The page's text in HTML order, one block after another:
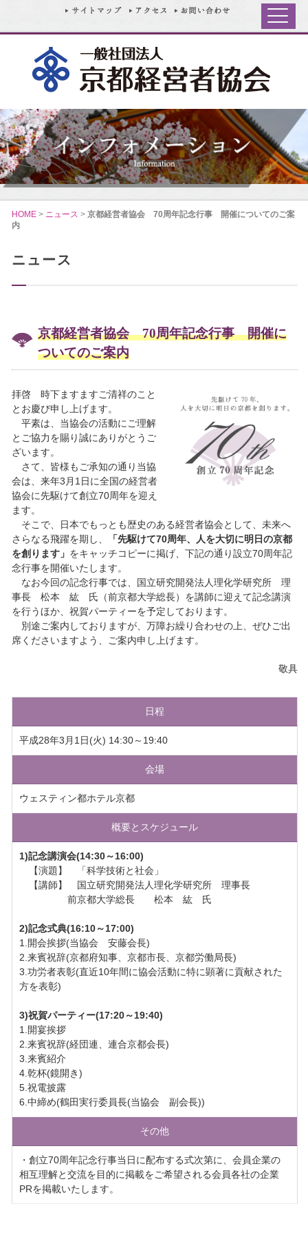
HOME > ニュース > 京都経営者協会 70周年記念行事 開催についてのご案
内
ニュース
京都経営者協会 70周年記念行事 開催に
ついてのご案内
拝啓 時下ますますご清祥のこと
とお慶び申し上げます。
平素は、当協会の活動にご理解
とご協力を賜り誠にありがとうご
ざいます。
さて、皆様もご承知の通り当協
会は、来年3月1日に全国の経営者
協会に先駆けて創立70周年を迎え
ます。
そこで、日本でもっとも歴史のある経営者協会として、未来へ
さらなる飛躍を期し、
「先駆けて70周年、人を大切に明日の京都
を創ります」 をキャッチコピーに掲げ、下記の通り設立70周年記
念行事を開催いたします。
なお今回の記念行事では、国立研究開発法人理化学研究所 理
事長 松本 紘 氏（前京都大学総長）を講師に迎えて記念講演
を行うほか、祝賀パーティーを予定しております。
別途ご案内しておりますが、万障お繰り合わせの上、ぜひご出
席くださいますよう、ご案内申し上げます。
敬具
日程
平成28年3月1日(火) 14:30～19:40
会場
ウェスティン都ホテル京都
概要とスケジュール
1)記念講演会(14:30～16:00)
【演題】 「科学技術と社会」
【講師】 国立研究開発法人理化学研究所 理事長
前京都大学総長 松本 紘 氏
2)記念式典(16:10～17:00)
1.開会挨拶(当協会 安藤会長)
2.来賓祝辞(京都府知事、京都市長、京都労働局長)
3.功労者表彰(直近10年間に協会活動に特に顕著に貢献された
方を表彰)
3)祝賀パーティー(17:20～19:40)
1.開宴挨拶
2.来賓祝辞(経団連、連合京都会長)
3.来賓紹介
4.乾杯(鏡開き)
5.祝電披露
6.中締め(鶴田実行委員長(当協会 副会長))
その他
・創立70周年記念行事当日に配布する式次第に、会員企業の
相互理解と交流を目的に掲載をご希望される会員各社の企業
PRを掲載いたします。